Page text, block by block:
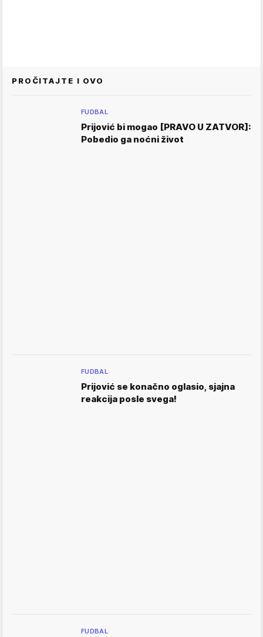
PROČITAJTE I OVO
FUDBAL
Prijović bi mogao [PRAVO U ZATVOR]:
Pobedio ga noćni život
FUDBAL
Prijović se konačno oglasio, sjajna
reakcija posle svega!
FUDBAL